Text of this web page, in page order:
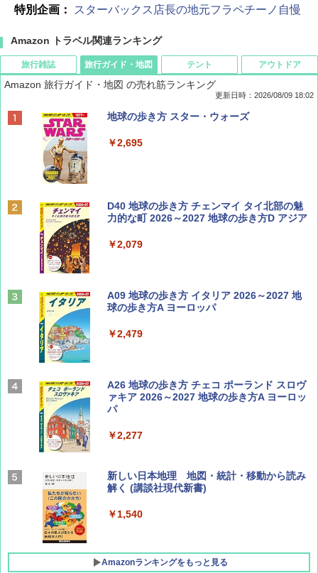
特別企画： スターバックス店長の地元フラペチーノ自慢
Amazon トラベル関連ランキング
旅行雑誌
BE-PAL(ビ-パル) 2026年 9 月号【特別付録:
ディズニーファン ２０２６年 ９月号 [雑
誌] (ＤＩＳＮＥＹ ＦＡＮ)
￥713
山と溪谷 2026年8月号「南アルプス大全」
Coyote No.89 特集 星野道夫 夢見る旅
￥1,540
AIRLINE（エアライン）2026年9月号【特
集】ボーイング110周年を祝して！
￥1,760
旅行ガイド・地図
Amazon 旅行ガイド・地図 の売れ筋ランキング
更新日時：2026/08/09 18:02
地球の歩き方 スター・ウォーズ
￥2,695
D40 地球の歩き方 チェンマイ タイ北部の魅
力的な町 2026～2027 地球の歩き方D アジア
￥2,079
A09 地球の歩き方 イタリア 2026～2027 地
球の歩き方A ヨーロッパ
￥2,479
A26 地球の歩き方 チェコ ポーランド スロヴ
ァキア 2026～2027 地球の歩き方A ヨーロッ
パ
￥2,277
新しい日本地理 地図・統計・移動から読み
解く (講談社現代新書)
￥1,540
Amazonランキングをもっと見る
テント アウトドア